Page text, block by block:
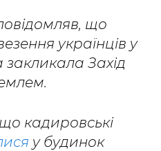
що
українців у
Захід
кадировські
у будинок